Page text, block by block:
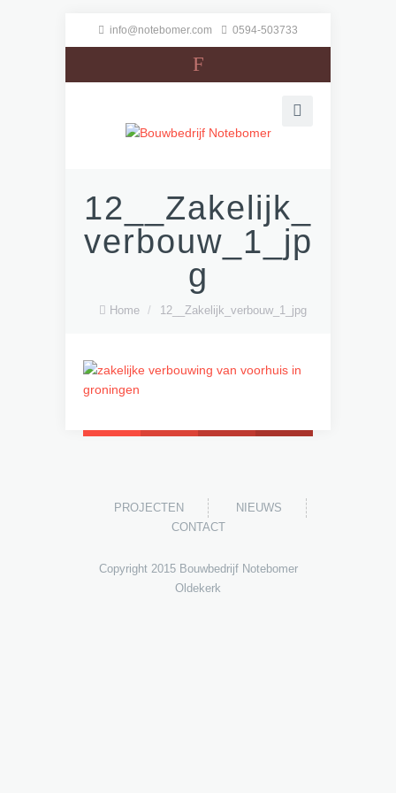
info@notebomer.com 0594-503733
F
12__Zakelijk_
verbouw_1_jp
g
Home / 12__Zakelijk_verbouw_1_jpg
PROJECTEN
NIEUWS
CONTACT
Copyright 2015 Bouwbedrijf Notebomer
Oldekerk